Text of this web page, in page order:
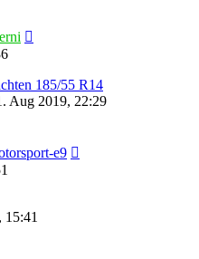
185/55 R14
Aug 2019, 22:29
e9
15:41